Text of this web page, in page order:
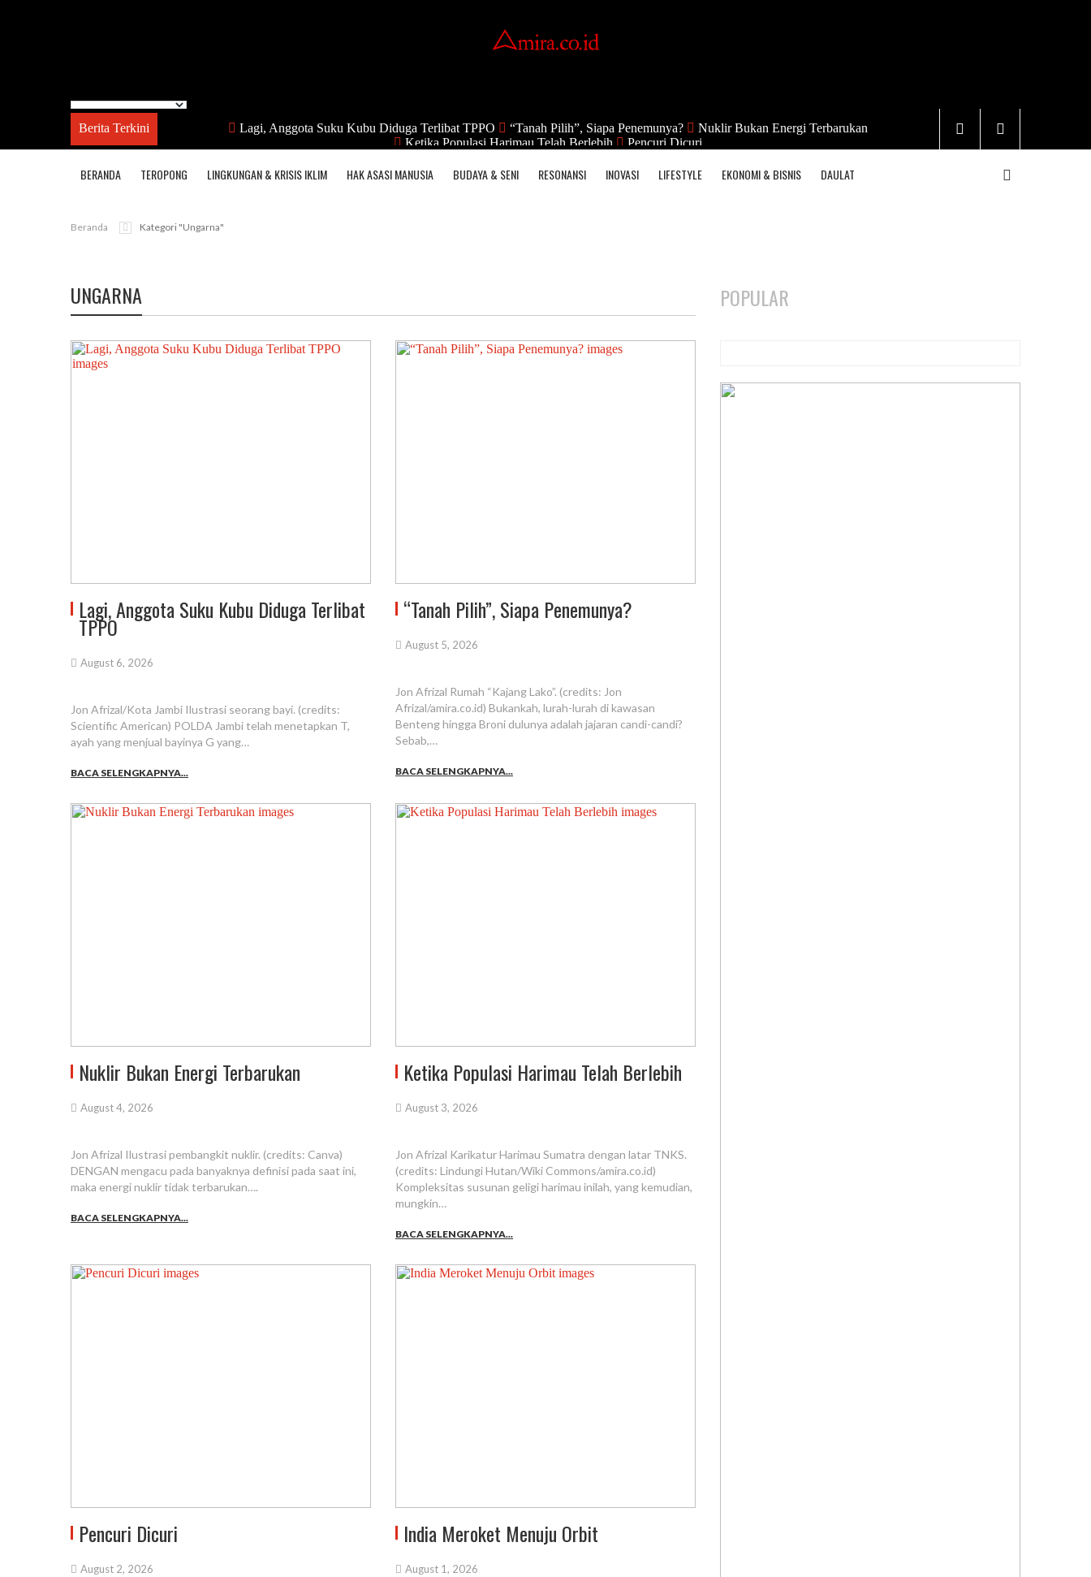
Berita Terkini Lagi, Anggota Suku Kubu Diduga Terlibat TPPO “Tanah Pilih”, Siapa Penemunya?
Nuklir Bukan Energi Terbarukan
Ketika Populasi Harimau Telah Berlebih
Pencuri Dicuri
BERANDA TEROPONG LINGKUNGAN & KRISIS IKLIM HAK ASASI MANUSIA BUDAYA & SENI RESONANSI INOVASI LIFESTYLE EKONOMI & BISNIS DAULAT
Beranda Kategori "ungarna"
UNGARNA
Lagi, Anggota Suku Kubu Diduga Terlibat
TPPO
August 6, 2026
Jon Afrizal/Kota Jambi Ilustrasi seorang bayi. (credits:
Scientific American) POLDA Jambi telah menetapkan T,
ayah yang menjual bayinya G yang…
BACA SELENGKAPNYA...
“Tanah Pilih”, Siapa Penemunya?
August 5, 2026
Jon Afrizal Rumah “Kajang Lako”. (credits: Jon
Afrizal/amira.co.id) Bukankah, lurah-lurah di kawasan
Benteng hingga Broni dulunya adalah jajaran candi-candi?
Sebab,…
BACA SELENGKAPNYA...
Nuklir Bukan Energi Terbarukan
August 4, 2026
Jon Afrizal Ilustrasi pembangkit nuklir. (credits: Canva)
DENGAN mengacu pada banyaknya definisi pada saat ini,
maka energi nuklir tidak terbarukan….
BACA SELENGKAPNYA...
Ketika Populasi Harimau Telah Berlebih
August 3, 2026
Jon Afrizal Karikatur Harimau Sumatra dengan latar TNKS.
(credits: Lindungi Hutan/Wiki Commons/amira.co.id)
Kompleksitas susunan geligi harimau inilah, yang kemudian,
mungkin…
BACA SELENGKAPNYA...
Pencuri Dicuri
August 2, 2026
India Meroket Menuju Orbit
August 1, 2026
POPULAR